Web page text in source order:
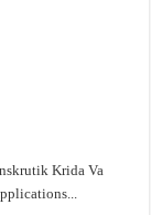
Krida Va